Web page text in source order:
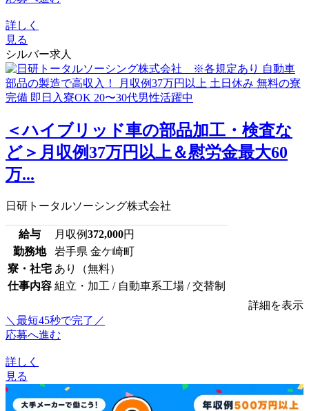
詳しく
見る
シルバー求人
＜ハイブリッド車の部品加工・検査な
ど＞月収例37万円以上＆慰労金最大60
万...
日研トータルソーシング株式会社
給与 月収例372,000円
勤務地
岩手県 金ケ崎町
寮・社宅 あり（無料）
仕事内容 組立・加工 / 自動車系工場 / 交替制
詳細を表示
＼最短45秒で完了／
応募へ進む
詳しく
見る